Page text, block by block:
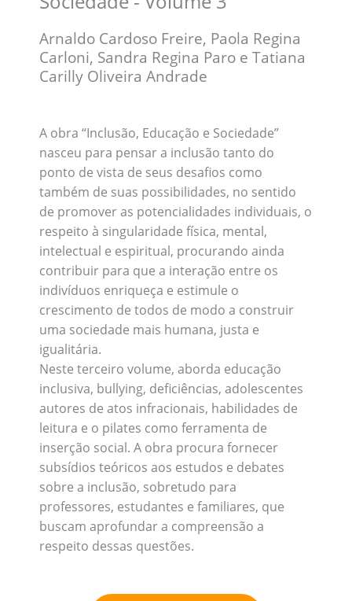
Arnaldo Cardoso Freire, Paola Regina
Carloni, Sandra Regina Paro e Tatiana
Carilly Oliveira Andrade
A obra “Inclusão, Educação e Sociedade”
nasceu para pensar a inclusão tanto do
ponto de vista de seus desafios como
também de suas possibilidades, no sentido
de promover as potencialidades individuais, o
respeito à singularidade física, mental,
intelectual e espiritual, procurando ainda
contribuir para que a interação entre os
indivíduos enriqueça e estimule o
crescimento de todos de modo a construir
uma sociedade mais humana, justa e
igualitária.
Neste terceiro volume, aborda educação
inclusiva, bullying, deficiências, adolescentes
autores de atos infracionais, habilidades de
leitura e o pilates como ferramenta de
inserção social. A obra procura fornecer
subsídios teóricos aos estudos e debates
sobre a inclusão, sobretudo para
professores, estudantes e familiares, que
buscam aprofundar a compreensão a
respeito dessas questões.